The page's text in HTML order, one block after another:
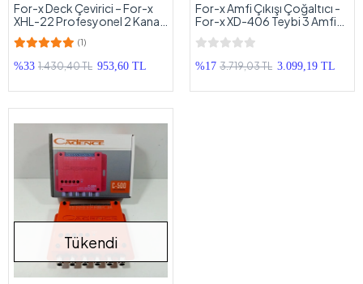
For-x Deck Çevirici – For-x
XHL-22 Profesyonel 2 Kanal
Amfi Dönüştürücü
(1)
%33 1.430,40 TL 953,60 TL
For-x Amfi Çıkışı Çoğaltıcı -
For-x XD-406 Teybi 3 Amfi
Çıkışlı Yapma
%17 3.719,03 TL 3.099,19 TL
Tükendi